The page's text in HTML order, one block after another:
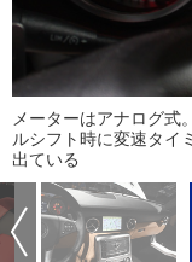
メーターはアナログ式
ルシフト時に変速タイ
出ている